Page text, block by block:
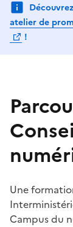
(Ouvre une
atelier de
(Ouvre une
!
Une
Campus du